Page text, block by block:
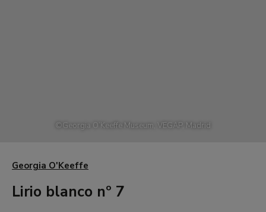
©Georgia O’Keeffe Museum, VEGAP, Madrid
Georgia O'Keeffe
Lirio blanco nº 7